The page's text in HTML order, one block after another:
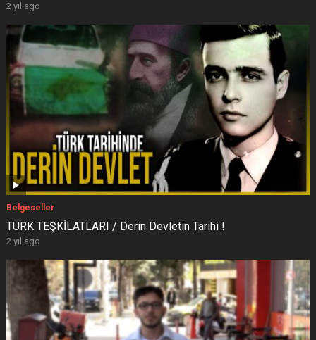
2 yıl ago
Belgeseller
TÜRK TEŞKİLATLARI / Derin Devletin Tarihi !
2 yıl ago